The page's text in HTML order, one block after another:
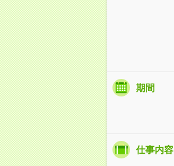
期間
仕事内容